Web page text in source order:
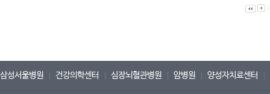
삼성서울병원 건강의학센터 심장뇌혈관병원 암병원 양성자치료센터